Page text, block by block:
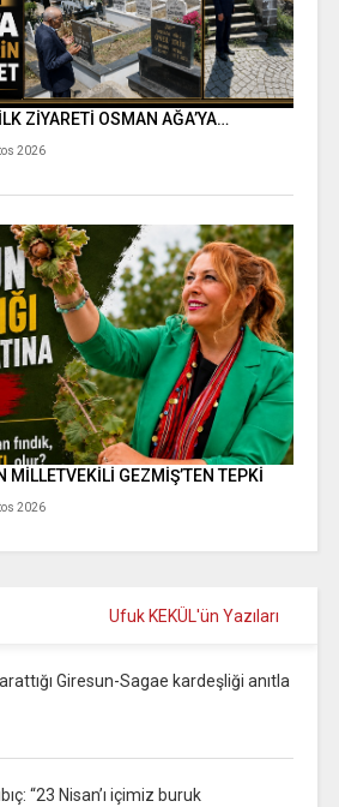
ZİYARETİ OSMAN AĞA’YA…
2026
MİLLETVEKİLİ GEZMİŞ’TEN TEPKİ
2026
Ufuk KEKÜL'ün Yazıları
Giresun-Sagae kardeşliği anıtla
“23 Nisan’ı içimiz buruk